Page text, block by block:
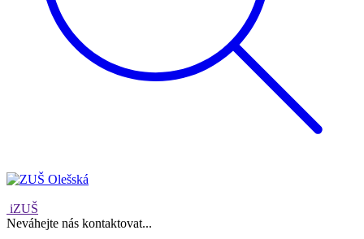
iZUŠ
Neváhejte nás kontaktovat...